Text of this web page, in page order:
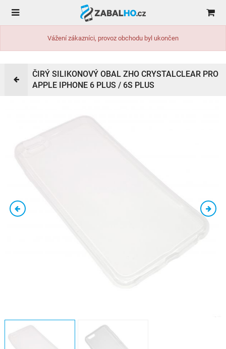
Vážení zákazníci, provoz obchodu byl ukončen
ČIRÝ SILIKONOVÝ OBAL ZHO CRYSTALCLEAR PRO
APPLE IPHONE 6 PLUS / 6S PLUS